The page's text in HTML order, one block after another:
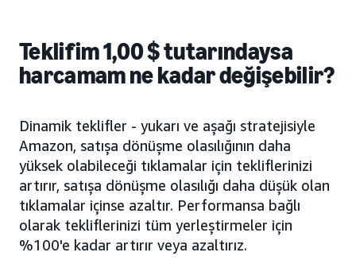
Teklifim 1,00 $ tutarındaysa
harcamam ne kadar değişebilir?
Dinamik teklifler - yukarı ve aşağı stratejisiyle
Amazon, satışa dönüşme olasılığının daha
yüksek olabileceği tıklamalar için tekliflerinizi
artırır, satışa dönüşme olasılığı daha düşük olan
tıklamalar içinse azaltır. Performansa bağlı
olarak tekliflerinizi tüm yerleştirmeler için
%100'e kadar artırır veya azaltırız.